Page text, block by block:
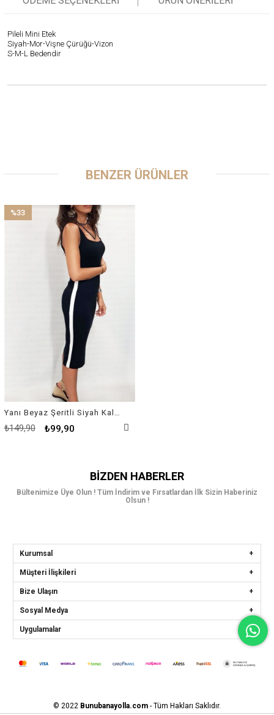
Pileli Mini Etek
Siyah-Mor-Vişne Çürüğü-Vizon
S-M-L Bedendir
BENZER ÜRÜNLER
₺99,90
₺149,90
%33
BIZDEN HABERLER
Bültenimize Üye Olun ! Tüm İndirim ve Fırsatlardan İlk Sizin Haberiniz
Olsun !
Kurumsal
Müşteri İlişkileri
Bize Ulaşın
Sosyal Medya
Uygulamalar
© 2022 Bunubanayolla.com- Tüm Hakları Saklıdır.